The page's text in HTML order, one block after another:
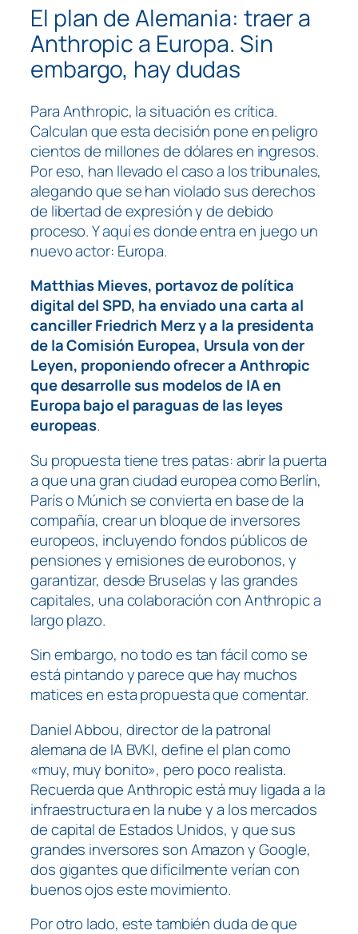
El plan de Alemania: traer a
Anthropic a Europa. Sin
embargo, hay dudas
Para Anthropic, la situación es crítica.
Calculan que esta decisión pone en peligro
cientos de millones de dólares en ingresos.
Por eso, han llevado el caso a los tribunales,
alegando que se han violado sus derechos
de libertad de expresión y de debido
proceso. Y aquí es donde entra en juego un
nuevo actor: Europa.
Matthias Mieves, portavoz de política
digital del SPD, ha enviado una carta al
canciller Friedrich Merz y a la presidenta
de la Comisión Europea, Ursula von der
Leyen, proponiendo ofrecer a Anthropic
que desarrolle sus modelos de IA en
Europa bajo el paraguas de las leyes
europeas.
Su propuesta tiene tres patas: abrir la puerta
a que una gran ciudad europea como Berlín,
París o Múnich se convierta en base de la
compañía, crear un bloque de inversores
europeos, incluyendo fondos públicos de
pensiones y emisiones de eurobonos, y
garantizar, desde Bruselas y las grandes
capitales, una colaboración con Anthropic a
largo plazo.
Sin embargo, no todo es tan fácil como se
está pintando y parece que hay muchos
matices en esta propuesta que comentar.
Daniel Abbou, director de la patronal
alemana de IA BVKI, define el plan como
«muy, muy bonito», pero poco realista.
Recuerda que Anthropic está muy ligada a la
infraestructura en la nube y a los mercados
de capital de Estados Unidos, y que sus
grandes inversores son Amazon y Google,
dos gigantes que difícilmente verían con
buenos ojos este movimiento.
Por otro lado, este también duda de que